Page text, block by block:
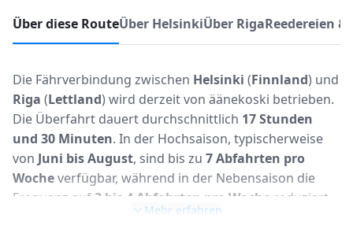
Über diese RouteÜber HelsinkiÜber RigaReedereien
Die Fährverbindung zwischen Helsinki (Finnland) und
Riga (Lettland) wird derzeit von äänekoski betrieben.
Die Überfahrt dauert durchschnittlich 17 Stunden
und 30 Minuten. In der Hochsaison, typischerweise
von Juni bis August, sind bis zu 7 Abfahrten pro
Wocheverfügbar, während in der Nebensaison die
Frequenz auf 3 bis 4 Abfahrten pro Woche reduziert
sein kann. Die Route hat eine Distanz von ungefähr
Mehr erfahren